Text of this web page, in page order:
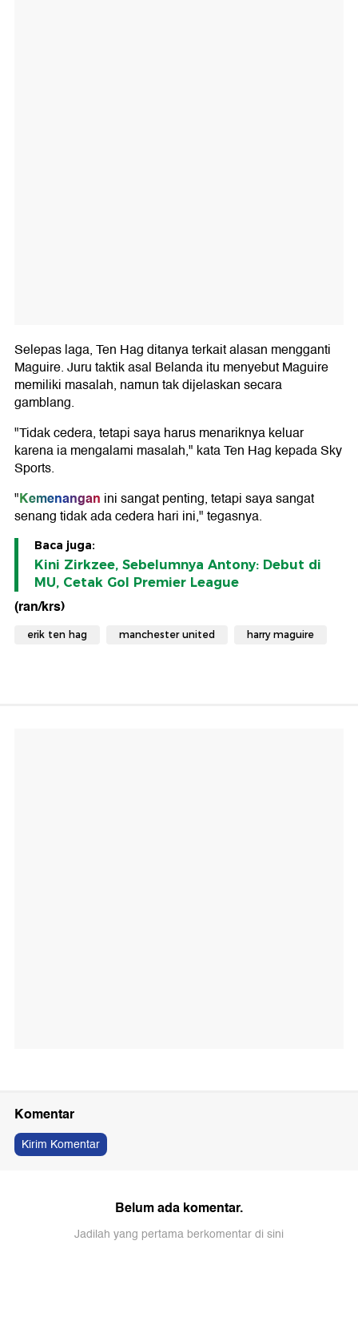
Selepas laga, Ten Hag ditanya terkait alasan mengganti
Maguire. Juru taktik asal Belanda itu menyebut Maguire
memiliki masalah, namun tak dijelaskan secara
gamblang.
"Tidak cedera, tetapi saya harus menariknya keluar
karena ia mengalami masalah," kata Ten Hag kepada Sky
Sports.
"Kemenangan ini sangat penting, tetapi saya sangat
senang tidak ada cedera hari ini," tegasnya.
Baca juga:
Kini Zirkzee, Sebelumnya Antony: Debut di
MU, Cetak Gol Premier League
(ran/krs)
erik ten hag manchester united harry maguire
Komentar
Kirim Komentar
Belum ada komentar.
Jadilah yang pertama berkomentar di sini